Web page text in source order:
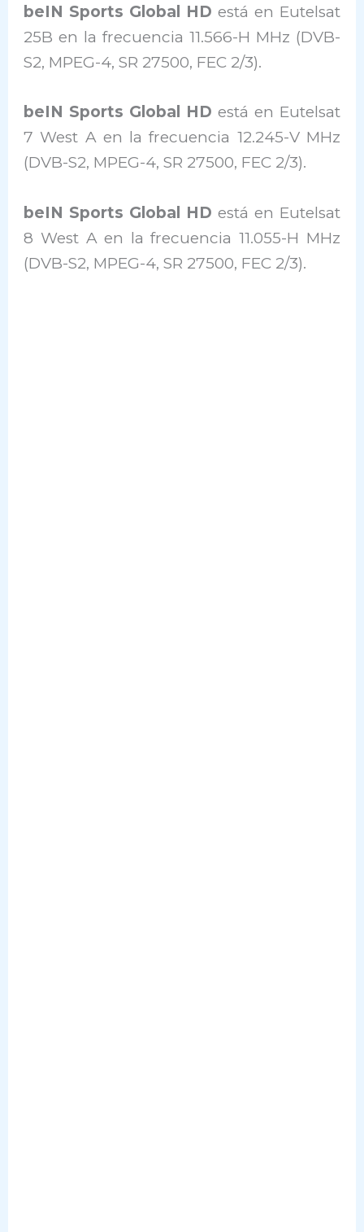
beIN Sports Global HD está en Eutelsat
25B en la frecuencia 11.566-H MHz (DVB-
S2, MPEG-4, SR 27500, FEC 2/3).
beIN Sports Global HD está en Eutelsat
7 West A en la frecuencia 12.245-V MHz
(DVB-S2, MPEG-4, SR 27500, FEC 2/3).
beIN Sports Global HD está en Eutelsat
8 West A en la frecuencia 11.055-H MHz
(DVB-S2, MPEG-4, SR 27500, FEC 2/3).